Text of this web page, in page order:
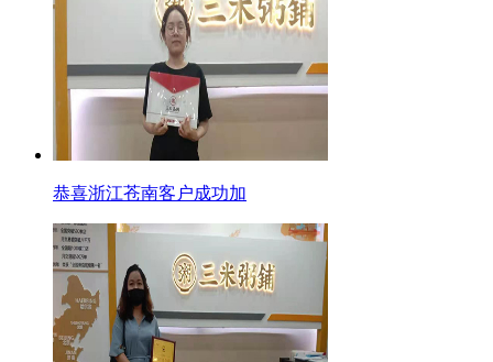
恭喜浙江苍南客户成功加